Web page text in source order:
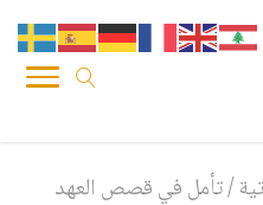
/تأمل في قصص العهد